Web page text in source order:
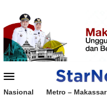
konten
Mobile
Nasional Metro – Makassar